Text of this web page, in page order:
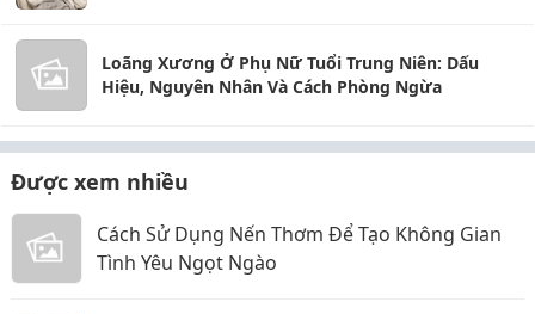
Loãng Xương Ở Phụ Nữ Tuổi Trung Niên: Dấu
Hiệu, Nguyên Nhân Và Cách Phòng Ngừa
Được xem nhiều
Cách Sử Dụng Nến Thơm Để Tạo Không Gian
Tình Yêu Ngọt Ngào